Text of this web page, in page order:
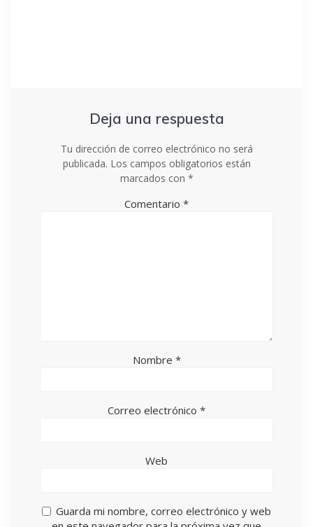
Deja una respuesta
Tu dirección de correo electrónico no será
publicada. Los campos obligatorios están
marcados con *
Comentario *
Nombre *
Correo electrónico *
Web
Guarda mi nombre, correo electrónico y web